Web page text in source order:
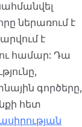
ներառում է
է
համար: Դա
գործերը,
հետ